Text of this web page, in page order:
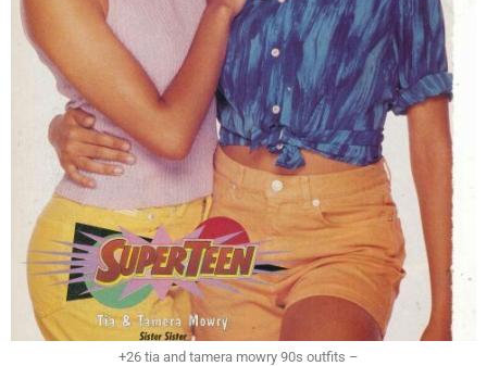
+26 tia and tamera mowry 90s outfits –